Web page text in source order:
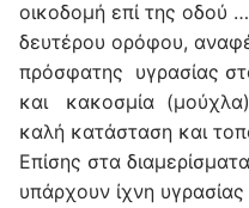
υπάρχουν ίχνη